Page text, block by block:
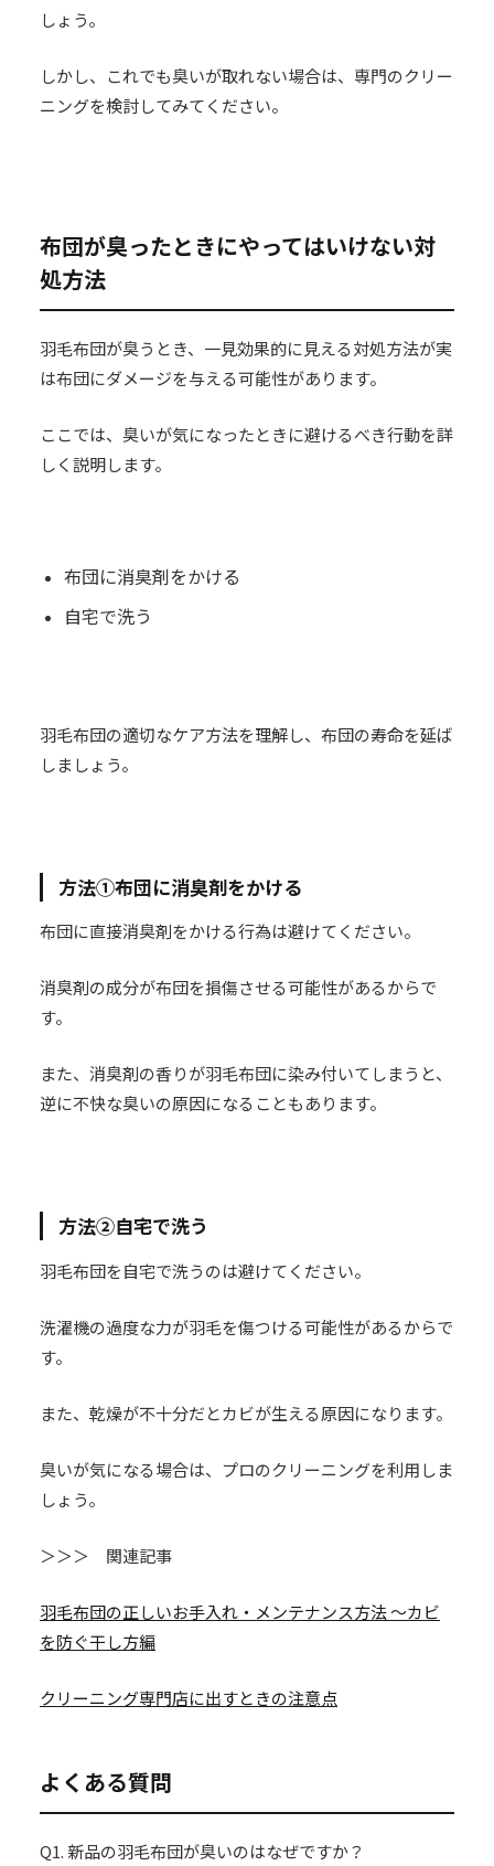
しょう。
しかし、これでも臭いが取れない場合は、専門のクリー
ニングを検討してみてください。
布団が臭ったときにやってはいけない対
処方法
羽毛布団が臭うとき、一見効果的に見える対処方法が実
は布団にダメージを与える可能性があります。
ここでは、臭いが気になったときに避けるべき行動を詳
しく説明します。
布団に消臭剤をかける
自宅で洗う
羽毛布団の適切なケア方法を理解し、布団の寿命を延ば
しましょう。
方法①布団に消臭剤をかける
布団に直接消臭剤をかける行為は避けてください。
消臭剤の成分が布団を損傷させる可能性があるからで
す。
また、消臭剤の香りが羽毛布団に染み付いてしまうと、
逆に不快な臭いの原因になることもあります。
方法②自宅で洗う
羽毛布団を自宅で洗うのは避けてください。
洗濯機の過度な力が羽毛を傷つける可能性があるからで
す。
また、乾燥が不十分だとカビが生える原因になります。
臭いが気になる場合は、プロのクリーニングを利用しま
しょう。
＞＞＞ 関連記事
羽毛布団の正しいお手入れ・メンテナンス方法 〜カビ
を防ぐ干し方編
クリーニング専門店に出すときの注意点
よくある質問
Q1. 新品の羽毛布団が臭いのはなぜですか？